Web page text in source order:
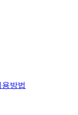
방법